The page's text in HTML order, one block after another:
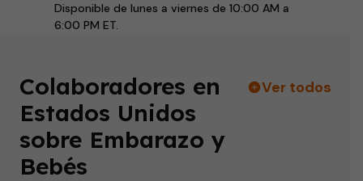
Disponible de lunes a viernes de 10:00 AM a
6:00 PM ET.
Colaboradores en
Estados Unidos
sobre Embarazo y
Bebés
Ver todos